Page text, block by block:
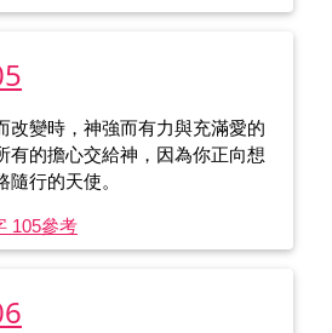
改變時，神強而有力與充滿愛的
有的擔心交給神，因為你正向想
行的天使。
105參考